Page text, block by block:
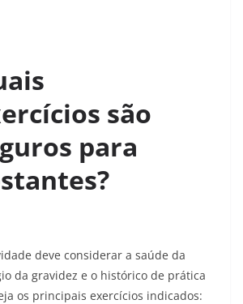
são
para
deve considerar a saúde da
da gravidez e o histórico de prática
os principais exercícios indicados: